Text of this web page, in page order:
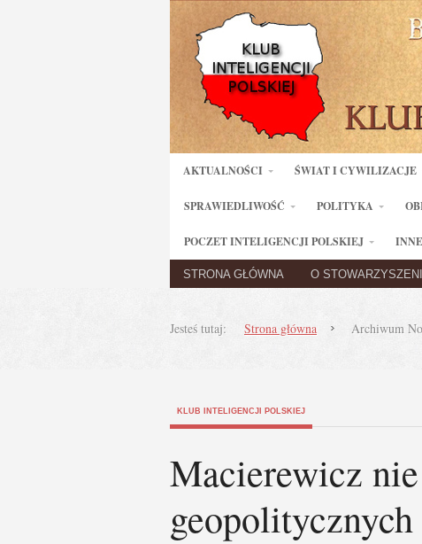
AKTUALNOŚCI ŚWIAT I CYWILIZACJE
SPRAWIEDLIWOŚĆ POLITYKA
POCZET INTELIGENCJI POLSKIEJ
STRONA GŁÓWNA O
Jesteś tutaj: Strona główna Archiwum
KLUB INTELIGENCJI POLSKIEJ
Macierewicz
geopolitycznych